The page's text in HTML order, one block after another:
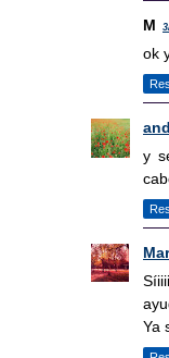
M
ok
y
Ya